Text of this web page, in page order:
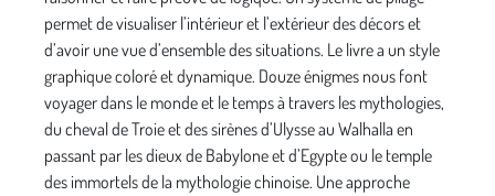
permet de visualiser l’intérieur et l’extérieur des décors et
d’avoir une vue d’ensemble des situations. Le livre a un style
graphique coloré et dynamique. Douze énigmes nous font
voyager dans le monde et le temps à travers les mythologies,
du cheval de Troie et des sirènes d’Ulysse au Walhalla en
passant par les dieux de Babylone et d’Egypte ou le temple
des immortels de la mythologie chinoise. Une approche